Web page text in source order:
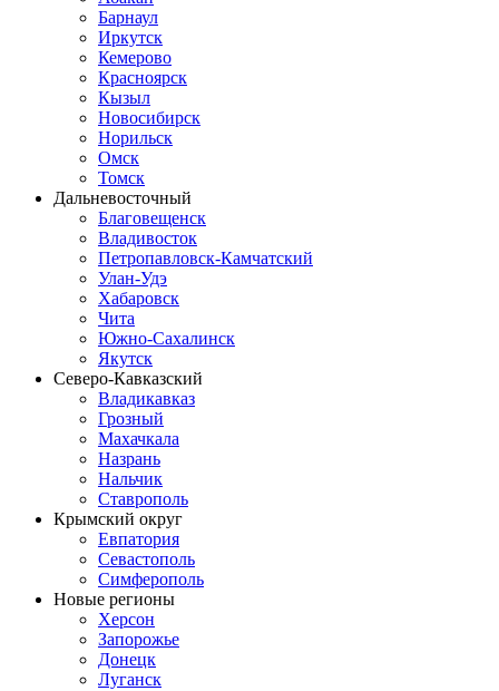
Барнаул
Иркутск
Кемерово
Красноярск
Кызыл
Новосибирск
Норильск
Омск
Томск
Дальневосточный
Благовещенск
Владивосток
Петропавловск-Камчатский
Улан-Удэ
Хабаровск
Чита
Южно-Сахалинск
Якутск
Северо-Кавказский
Владикавказ
Грозный
Махачкала
Назрань
Нальчик
Ставрополь
Крымский округ
Евпатория
Севастополь
Симферополь
Новые регионы
Херсон
Запорожье
Донецк
Луганск